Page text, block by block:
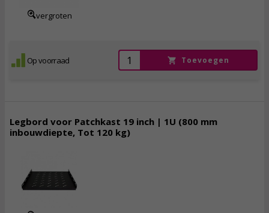
vergroten
Op voorraad Toevoegen
Legbord voor Patchkast 19 inch | 1U (800 mm
inbouwdiepte, Tot 120 kg)